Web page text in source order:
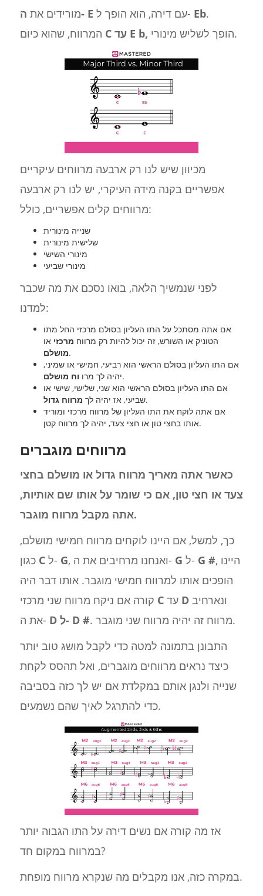
מורידים אתה- E עם דירה, הוא הופך ל- Eb.
C עד E b, הופך לשליש מינורי.
מכיוון שיש לנו רק ארבעה מרווחים עיקריים
אפשריים בקנה מידה העיקרי, יש לנו רק ארבעה
מרווחים קלים אפשריים, כולל:
שנייה מינורית
שלישית מינורית
מינורי השישי
מינורי שביעי
לפני שנמשיך הלאה, בואו נסכם את מה שכבר
למדנו:
אם אתה מסתכל על התו העליון בסולם מרכזי החל מתו
הטוניק או השורש, זה יכול להיות רק מרווח מרכזי או
מושלם.
אם התו העליון בסולם הראשי הוא רביעי, חמישי או שמיני,
יהיה לך מרו וח מושלם
.
אם התו העליון בסולם הראשי הוא שני, שלישי, שישי או
שביעי, אז יהיה לך מרווח גדול
.
אם אתה לוקח את התו העליון של מרווח מרכזי ומוריד
אותו בחצי טון או חצי צעד, יהיה לך מרווח קטן.
מרווחים מוגברים
כאשר אתה מאריך מרווח גדול או מושלם בחצי
צעד או חצי טון, אם כי שומר על אותו שם אותיות,
אתה מקבל מרווח מוגבר.
כך, למשל, אם היינו לוקחים מרווח חמישי מושלם,
כגון C ל- G , ואנחנו מרחיבים את ה- G ל- G #, היינו
הופכים אותו למרווח חמישי מוגבר. אותו דבר היה
C עד Dונארחיב
את ה-
D ל- D #
. מרווח זה יהיה מרווח שני מוגבר.
התבונן בתמונה למטה כדי לקבל מושג טוב יותר
כיצד נראים מרווחים מוגברים, ואל תהסס לקחת
שנייה ולנגן אותם במקלדת אם יש לך כזה בסביבה
כדי להתרגל לאיך שהם נשמעים.
אז מה קורה אם נשים דירה על התו הגבוה יותר
במרווח במקום חד?
במקרה כזה, אנו מקבלים מה שנקרא מרווח מופחת.